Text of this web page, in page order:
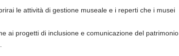
le attività di gestione museale e i reperti che i musei
ai progetti di inclusione e comunicazione del patrimonio